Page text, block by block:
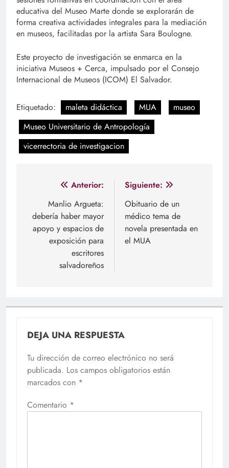
educativa del Museo Marte donde se explorarán de
forma creativa actividades integrales para la mediación
en museos, facilitadas por la artista Sara Boulogne.
Este proyecto de investigación se enmarca en la
iniciativa Museos + Cerca, impulsado por el Consejo
Internacional de Museos (ICOM) El Salvador.
Etiquetado: maleta didáctica MUA
museo
Museo Universitario de Antropología
vicerrectoria de investigacion
Navegación
entradas
Anterior:
Manlio Argueta:
debería haber mayor
apoyo y espacios de
exposición para
escritores
salvadoreños
Siguiente:
Obituario de un
médico tema de
novela presentada en
el MUA
DEJA UNA RESPUESTA
Tu dirección de correo electrónico no será
publicada. Los campos obligatorios están
marcados con *
Comentario *